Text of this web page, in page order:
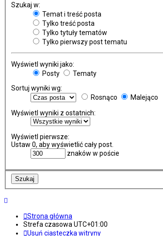
Szukaj w:
Temat i treść posta
Tylko treść posta
Tylko tytuły tematów
Tylko pierwszy post tematu
Wyświetl wyniki jako:
Posty
Tematy
Sortuj wyniki wg:
Rosnąco
Malejąco
Wyświetl wyniki z ostatnich:
Wyświetl pierwsze:
Ustaw 0, aby wyświetlić cały post.
znaków w poście
Strona główna
Strefa czasowa UTC+01:00
Usuń ciasteczka witryny